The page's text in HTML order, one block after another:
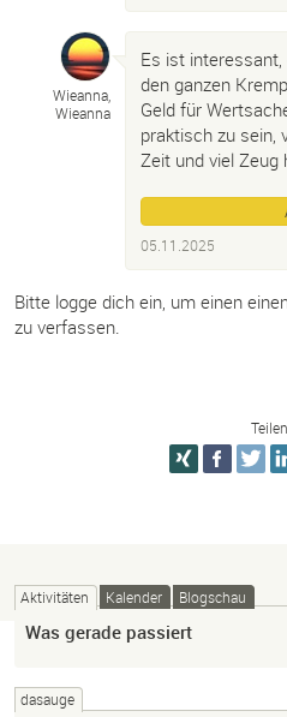
Wieanna,
Wieanna
Es ist
den ganzen
Geld für
praktisch zu sein,
Zeit und viel Zeug
05.11.2025
Bitte logge dich ein, um einen
zu verfassen.
Teilen
Aktivitäten Kalender Blogschau
Was gerade passiert
dasauge